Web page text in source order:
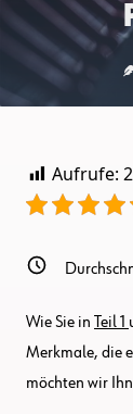
Aufrufe:
Wie Sie in Teil 1
Merkmale, die
möchten wir